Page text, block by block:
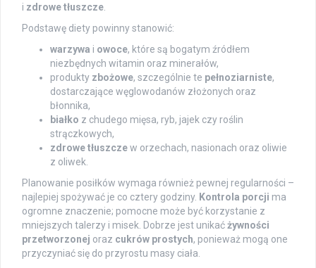
i zdrowe tłuszcze.
Podstawę diety powinny stanowić:
warzywa i owoce, które są bogatym źródłem
niezbędnych witamin oraz minerałów,
produkty zbożowe, szczególnie te pełnoziarniste,
dostarczające węglowodanów złożonych oraz
błonnika,
białko z chudego mięsa, ryb, jajek czy roślin
strączkowych,
zdrowe tłuszczew orzechach, nasionach oraz oliwie
z oliwek.
Planowanie posiłków wymaga również pewnej regularności –
najlepiej spożywać je co cztery godziny. Kontrola porcji ma
ogromne znaczenie; pomocne może być korzystanie z
mniejszych talerzy i misek. Dobrze jest unikaćżywności
przetworzonej oraz cukrów prostych, ponieważ mogą one
przyczyniać się do przyrostu masy ciała.